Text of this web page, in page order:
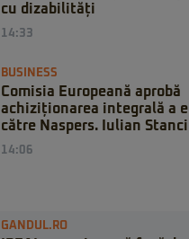
cu dizabilități
14:33
BUSINESS
Comisia Europeană aprobă
achiziționarea integrală a
către Naspers. Iulian
14:06
GANDUL.RO